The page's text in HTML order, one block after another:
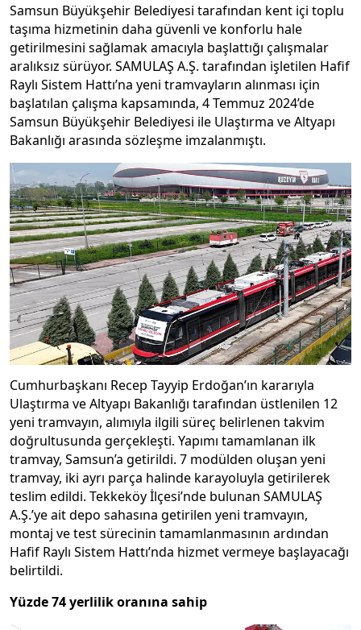
Samsun Büyükşehir Belediyesi tarafından kent içi toplu
taşıma hizmetinin daha güvenli ve konforlu hale
getirilmesini sağlamak amacıyla başlattığı çalışmalar
aralıksız sürüyor. SAMULAŞ A.Ş. tarafından işletilen Hafif
Raylı Sistem Hattı’na yeni tramvayların alınması için
başlatılan çalışma kapsamında, 4 Temmuz 2024’de
Samsun Büyükşehir Belediyesi ile Ulaştırma ve Altyapı
Bakanlığı arasında sözleşme imzalanmıştı.
Cumhurbaşkanı Recep Tayyip Erdoğan’ın kararıyla
Ulaştırma ve Altyapı Bakanlığı tarafından üstlenilen 12
yeni tramvayın, alımıyla ilgili süreç belirlenen takvim
doğrultusunda gerçekleşti. Yapımı tamamlanan ilk
tramvay, Samsun’a getirildi. 7 modülden oluşan yeni
tramvay, iki ayrı parça halinde karayoluyla getirilerek
teslim edildi. Tekkeköy İlçesi’nde bulunan SAMULAŞ
A.Ş.’ye ait depo sahasına getirilen yeni tramvayın,
montaj ve test sürecinin tamamlanmasının ardından
Hafif Raylı Sistem Hattı’nda hizmet vermeye başlayacağı
belirtildi.
Yüzde 74 yerlilik oranına sahip